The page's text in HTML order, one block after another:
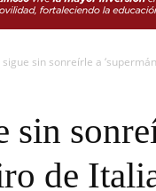
sin sonreírle a
sin
de